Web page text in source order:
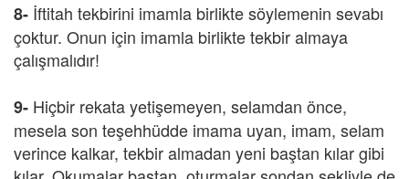
8- İftitah tekbirini imamla birlikte söylemenin sevabı
çoktur. Onun için imamla birlikte tekbir almaya
çalışmalıdır!
9- Hiçbir rekata yetişemeyen, selamdan önce,
mesela son teşehhüdde imama uyan, imam, selam
verince kalkar, tekbir almadan yeni baştan kılar gibi